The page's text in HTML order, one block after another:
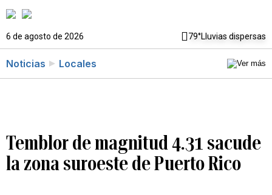
6 de agosto de 2026 79°Lluvias dispersas
Noticias Locales
Temblor de magnitud 4.31 sacude
la zona suroeste de Puerto Rico